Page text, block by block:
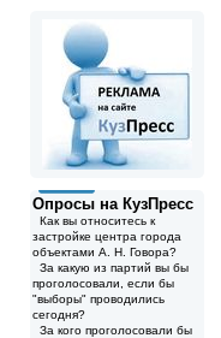
Опросы на КузПресс
Как вы относитесь к
застройке центра города
объектами А. Н. Говора?
За какую из партий вы бы
проголосовали, если бы
"выборы" проводились
сегодня?
За кого проголосовали бы